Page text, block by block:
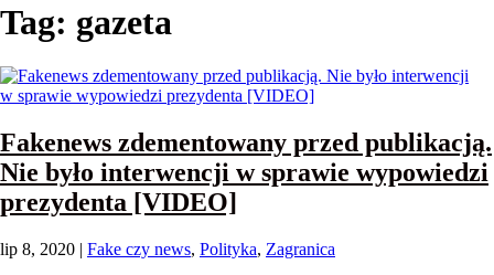
Tag: gazeta
Fakenews zdementowany przed publikacją.
Nie było interwencji w sprawie wypowiedzi
prezydenta [VIDEO]
lip 8, 2020 | Fake czy news, Polityka, Zagranica